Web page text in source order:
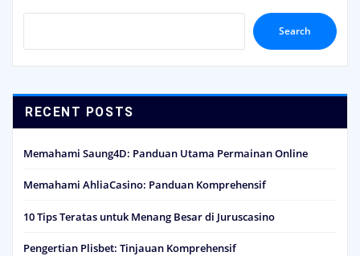
Search
RECENT POSTS
Memahami Saung4D: Panduan Utama Permainan Online
Memahami AhliaCasino: Panduan Komprehensif
10 Tips Teratas untuk Menang Besar di Juruscasino
Pengertian Plisbet: Tinjauan Komprehensif